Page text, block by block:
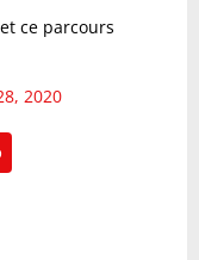
ce parcours
2020